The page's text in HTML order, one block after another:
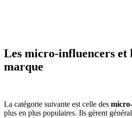
Les micro-influencers et
marque
La catégorie suivante est celle des
plus en plus populaires. Ils gèrent